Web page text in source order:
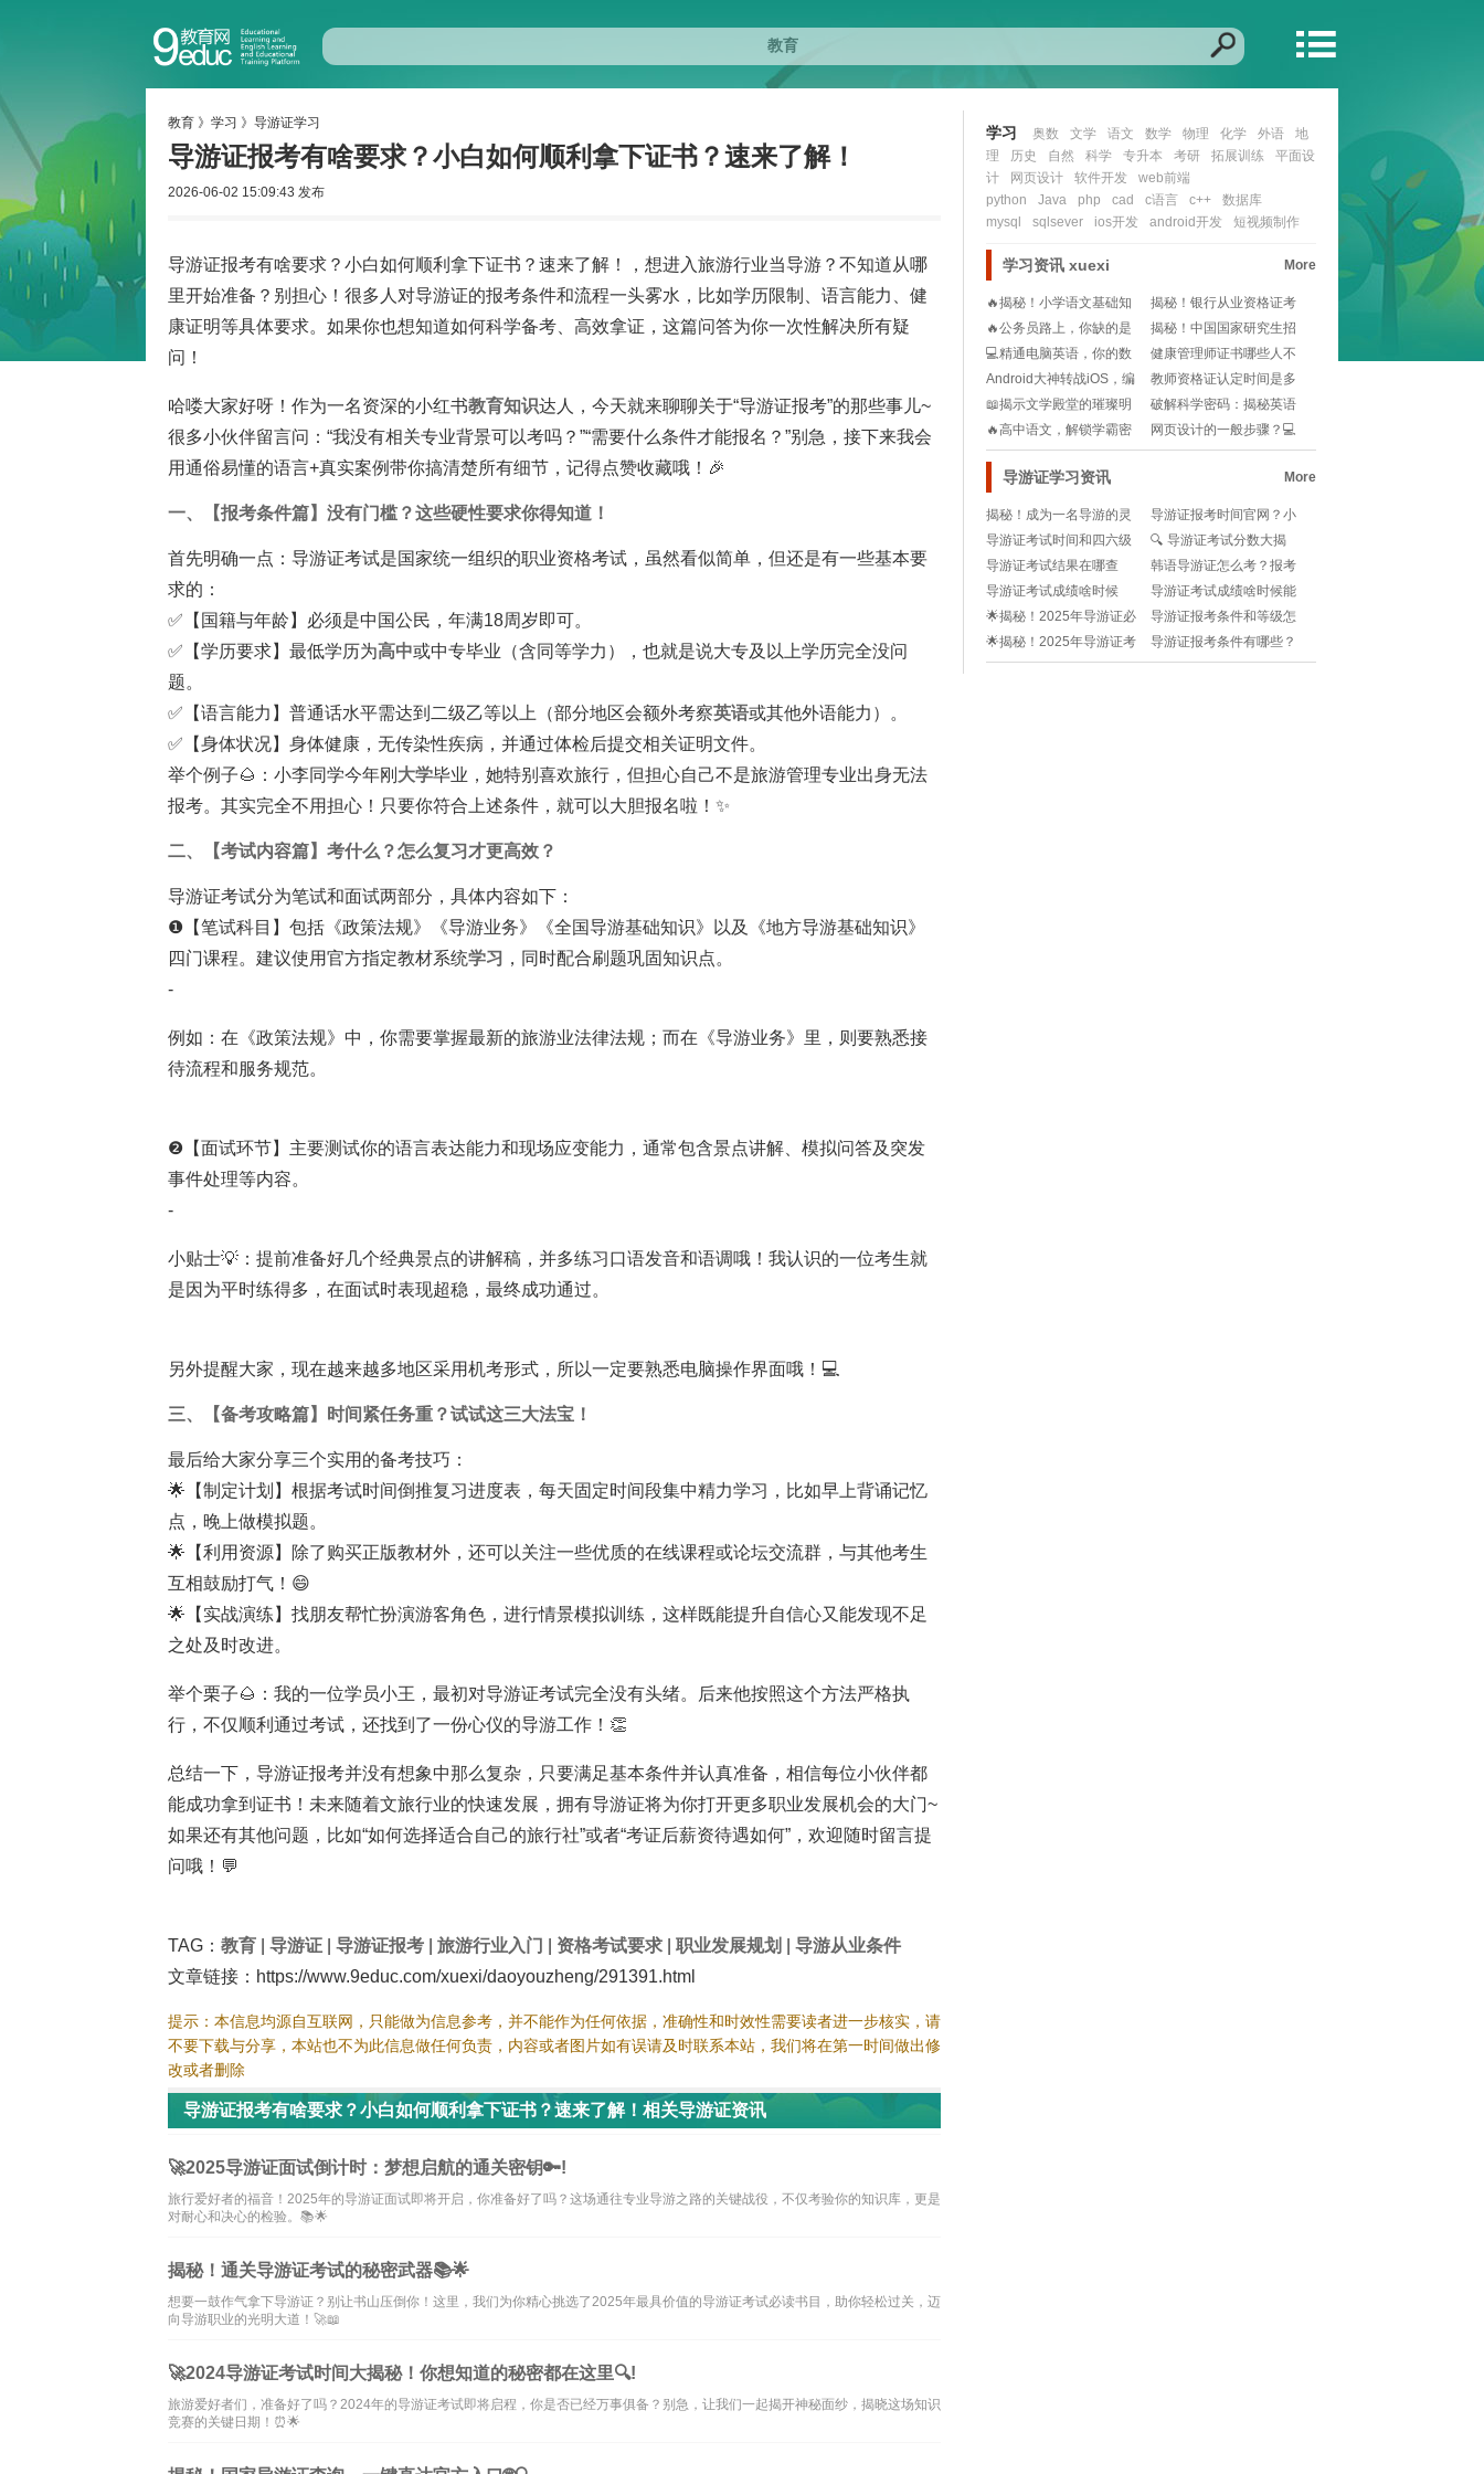
教育 》 学习 》 导游证学习
导游证报考有啥要求？小白如何顺利拿下证书？速来了解！
2026-06-02 15:09:43 发布
导游证报考有啥要求？小白如何顺利拿下证书？速来了解！，想进入旅游行业当导游？不知道从哪
里开始准备？别担心！很多人对导游证的报考条件和流程一头雾水，比如学历限制、语言能力、健
康证明等具体要求。如果你也想知道如何科学备考、高效拿证，这篇问答为你一次性解决所有疑
问！
哈喽大家好呀！作为一名资深的小红书教育知识达人，今天就来聊聊关于“导游证报考”的那些事儿~
很多小伙伴留言问：“我没有相关专业背景可以考吗？”“需要什么条件才能报名？”别急，接下来我会
用通俗易懂的语言+真实案例带你搞清楚所有细节，记得点赞收藏哦！🎉
一、【报考条件篇】没有门槛？这些硬性要求你得知道！
首先明确一点：导游证考试是国家统一组织的职业资格考试，虽然看似简单，但还是有一些基本要
求的：
✅【国籍与年龄】必须是中国公民，年满18周岁即可。
✅【学历要求】最低学历为高中或中专毕业（含同等学力），也就是说大专及以上学历完全没问
题。
✅【语言能力】普通话水平需达到二级乙等以上（部分地区会额外考察英语或其他外语能力）。
✅【身体状况】身体健康，无传染性疾病，并通过体检后提交相关证明文件。
举个例子🌰：小李同学今年刚 大学毕业，她特别喜欢旅行，但担心自己不是旅游管理专业出身无法
报考。其实完全不用担心！只要你符合上述条件，就可以大胆报名啦！✨
二、【考试内容篇】考什么？怎么复习才更高效？
导游证考试分为笔试和面试两部分，具体内容如下：
❶【笔试科目】包括《政策法规》《导游业务》《全国导游基础知识》以及《地方导游基础知识》
四门课程。建议使用官方指定教材系统学习 ，同时配合刷题巩固知识点。
-
例如：在《政策法规》中，你需要掌握最新的旅游业法律法规；而在《导游业务》里，则要熟悉接
待流程和服务规范。
❷【面试环节】主要测试你的语言表达能力和现场应变能力，通常包含景点讲解、模拟问答及突发
事件处理等内容。
-
小贴士💡：提前准备好几个经典景点的讲解稿，并多练习口语发音和语调哦！我认识的一位考生就
是因为平时练得多，在面试时表现超稳，最终成功通过。
另外提醒大家，现在越来越多地区采用机考形式，所以一定要熟悉电脑操作界面哦！💻
三、【备考攻略篇】时间紧任务重？试试这三大法宝！
最后给大家分享三个实用的备考技巧：
🌟【制定计划】根据考试时间倒推复习进度表，每天固定时间段集中精力学习，比如早上背诵记忆
点，晚上做模拟题。
🌟【利用资源】除了购买正版教材外，还可以关注一些优质的在线课程或论坛交流群，与其他考生
互相鼓励打气！😄
🌟【实战演练】找朋友帮忙扮演游客角色，进行情景模拟训练，这样既能提升自信心又能发现不足
之处及时改进。
举个栗子🌰：我的一位学员小王，最初对导游证考试完全没有头绪。后来他按照这个方法严格执
行，不仅顺利通过考试，还找到了一份心仪的导游工作！👏
总结一下，导游证报考并没有想象中那么复杂，只要满足基本条件并认真准备，相信每位小伙伴都
能成功拿到证书！未来随着文旅行业的快速发展，拥有导游证将为你打开更多职业发展机会的大门~
如果还有其他问题，比如“如何选择适合自己的旅行社”或者“考证后薪资待遇如何”，欢迎随时留言提
问哦！💬
TAG： 教育 导游证 导游证报考 旅游行业入门 资格考试要求 职业发展规划
导游从业条件
文章链接：https://www.9educ.com/xuexi/daoyouzheng/291391.html
提示：本信息均源自互联网，只能做为信息参考，并不能作为任何依据，准确性和时效性需要读者进一步核实，请
不要下载与分享，本站也不为此信息做任何负责，内容或者图片如有误请及时联系本站，我们将在第一时间做出修
改或者删除
导游证报考有啥要求？小白如何顺利拿下证书？速来了解！相关导游证资讯
🚀2025导游证面试倒计时：梦想启航的通关密钥🔑!
旅行爱好者的福音！2025年的导游证面试即将开启，你准备好了吗？这场通往专业导游之路的关键战役，不仅考验你的知识库，更是
对耐心和决心的检验。📚🌟
揭秘！通关导游证考试的秘密武器📚🌟
想要一鼓作气拿下导游证？别让书山压倒你！这里，我们为你精心挑选了2025年最具价值的导游证考试必读书目，助你轻松过关，迈
向导游职业的光明大道！🚀📖
🚀2024导游证考试时间大揭秘！你想知道的秘密都在这里🔍!
旅游爱好者们，准备好了吗？2024年的导游证考试即将启程，你是否已经万事俱备？别急，让我们一起揭开神秘面纱，揭晓这场知识
竞赛的关键日期！⏰🌟
学习 奥数 文学 语文 数学 物理 化学 外语
地
理
历史 自然 科学 专升本 考研 拓展训练
平面设
计
网页设计 软件开发
web前端
python
Java php cad c语言 c++
数据库
mysql
sqlsever ios开发 android开发 短视频制作
学习资讯 xuexi More
🔥揭秘！小学语文基础知
识宝典，从此告别阅
揭秘！银行从业资格证考
试：历年真题重击率
🔥公务员路上，你缺的是
一份高效学习指南🔥
揭秘！中国国家研究生招
生网：你的学术梦想
💻精通电脑英语，你的数
字化世界通行证!
健康管理师证书哪些人不
能考？一文说清报考
Android大神转战iOS，编
程世界的
教师资格证认定时间是多
久？不想错过认定机
📖揭示文学殿堂的璀璨明
珠：史上十大经典必
破解科学密码：揭秘英语
在科研界的超级语言
🔥高中语文，解锁学霸密
码：视频讲解秘籍📚
网页设计的一般步骤？💻
如何快速掌握网页设
导游证学习资讯 More
揭秘！成为一名导游的灵
魂证件——导游证背后的
硬核条件🔍
导游证报考时间官网？小
白如何轻松搞定报名全流
程？
导游证考试时间和四六级
冲突了？如何合理安排备
考时间？
🔍 导游证考试分数大揭
秘！一触即达🔍
导游证考试结果在哪查
询？考过之后多久能查
分？
韩语导游证怎么考？报考
条件有哪些要求？小白必
看！
导游证考试成绩啥时候
出？如何第一时间查到不
迷路？
导游证考试成绩啥时候能
查？焦急等待中……
🌟揭秘！2025年导游证必
背口诀：带你游历知识的
奇妙之旅🌍📚
导游证报考条件和等级怎
么填？小白必看！
🌟揭秘！2025年导游证考
试通关秘籍：你需要知道
导游证报考条件有哪些？
种类怎么选才不吃亏？